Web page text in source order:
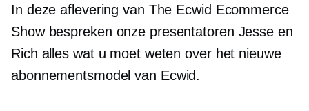
In deze aflevering van The Ecwid Ecommerce
Show bespreken onze presentatoren Jesse en
Rich alles wat u moet weten over het nieuwe
abonnementsmodel van Ecwid.